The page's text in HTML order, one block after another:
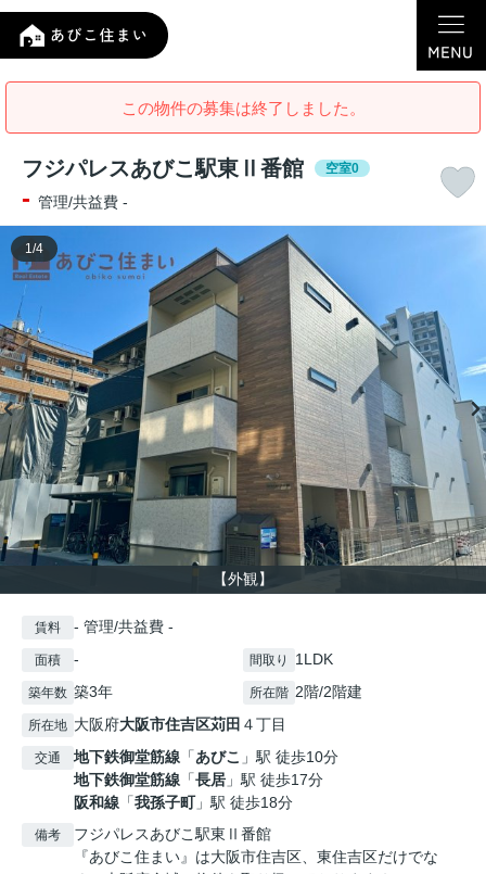
この物件の募集は終了しました。
フジパレスあびこ駅東Ⅱ番館 空室0
- 管理/共益費 -
【外観】
1 /4
賃料 - 管理/共益費 -
面積 - 間取り 1LDK
築年数 築3年 所在階 2階/2階建
所在地 大阪府大阪市住吉区苅田 ４丁目
交通 地下鉄御堂筋線 「あびこ 」駅 徒歩10分
地下鉄御堂筋線 「長居 」駅 徒歩17分
阪和線 「我孫子町」駅 徒歩18分
備考
フジパレスあびこ駅東Ⅱ番館
『あびこ住まい』は大阪市住吉区、東住吉区だけでな